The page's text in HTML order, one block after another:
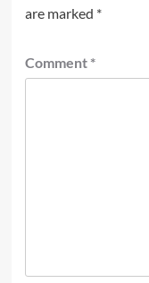
are marked *
Comment *